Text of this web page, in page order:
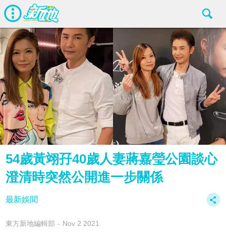
54歲黃翊孖40歲人妻蔣嘉瑩公園談心
澄清時突然公開進一步關係
最新娛聞
東方新地編輯部 Nov 2 2021